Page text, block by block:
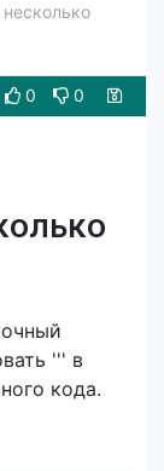
0 0
''' в
кода.